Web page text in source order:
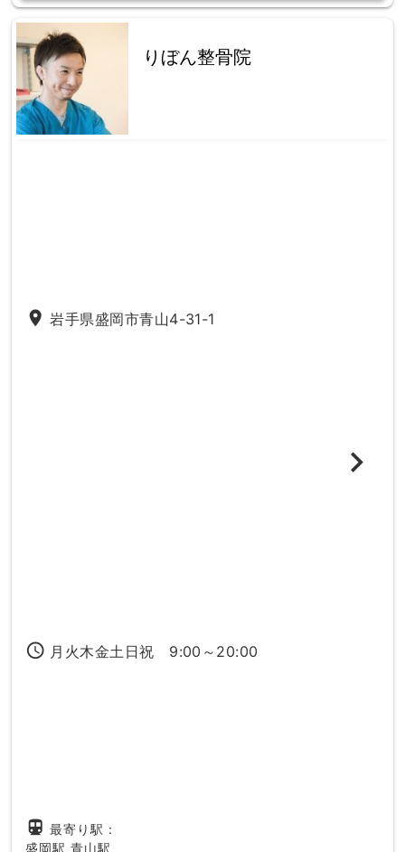
りぼん整骨院
place 岩手県盛岡市青山4-31-1
access_time 月火木金土日祝 9:00～20:00
directions_subway 最寄り駅：
盛岡駅 青山駅